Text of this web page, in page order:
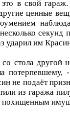
в свой
ценные
секунд
ударил им
стола
-
не подаёт
из гаража
похищенным